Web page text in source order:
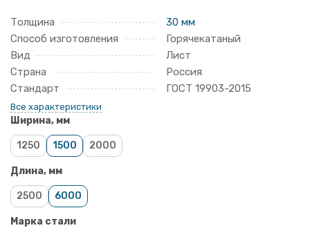
Толщина
30 мм
Способ изготовления
Горячекатаный
Вид
Лист
Страна
Россия
Стандарт
ГОСТ 19903-2015
Все характеристики
Ширина, мм
1250 1500 2000
Длина, мм
2500 6000
Марка стали